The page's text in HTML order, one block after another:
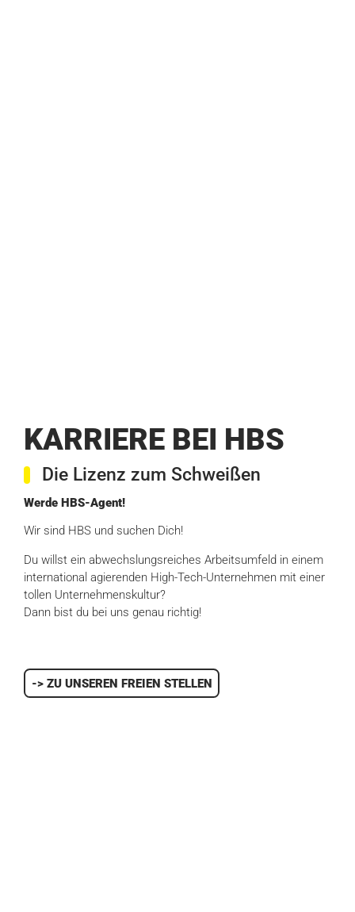
KARRIERE BEI HBS
Die Lizenz zum Schweißen
Werde HBS-Agent!
Wir sind HBS und suchen Dich!
Du willst ein abwechslungsreiches Arbeitsumfeld in einem
international agierenden High-Tech-Unternehmen mit einer
tollen Unternehmenskultur?
Dann bist du bei uns genau richtig!
-> ZU UNSEREN FREIEN STELLEN